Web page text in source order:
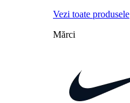
Vezi toate produsele
Mărci